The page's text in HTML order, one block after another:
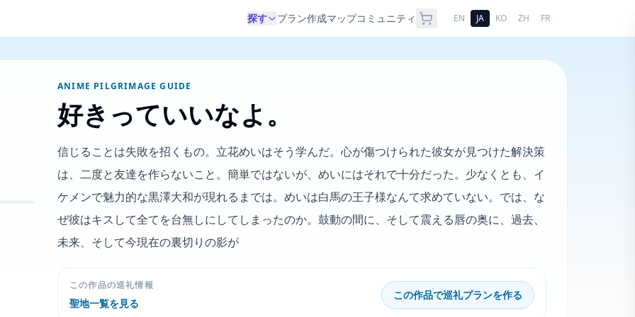
探す プラン作成マップコミュニティ EN JA KO ZH FR
ANIME PILGRIMAGE GUIDE
好きっていいなよ。
信じることは失敗を招くもの。立花めいはそう学んだ。心が傷つけられた彼女が見つけた解決策
は、二度と友達を作らないこと。簡単ではないが、めいにはそれで十分だった。少なくとも、イ
ケメンで魅力的な黒澤大和が現れるまでは。めいは白馬の王子様なんて求めていない。では、な
ぜ彼はキスして全てを台無しにしてしまったのか。鼓動の間に、そして震える唇の奥に、過去、
未来、そして今現在の裏切りの影が
この作品の巡礼情報
聖地一覧を見る
この作品で巡礼プランを作る